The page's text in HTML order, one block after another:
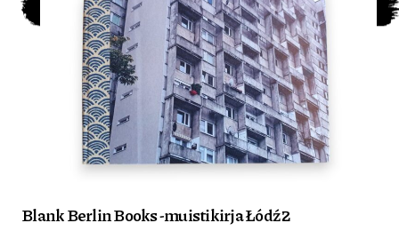
Blank Berlin Books -muistikirja Łódź 2